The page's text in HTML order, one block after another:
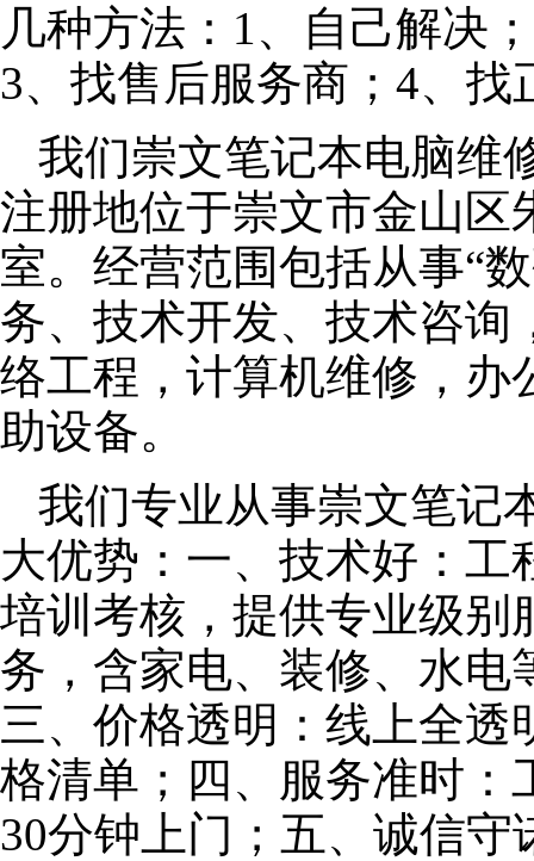
几种方法：1、自己解决
3、找售后服务商；4、找
我们崇文笔记本电脑维
注册地位于崇文市金山区
室。经营范围包括从事“
务、技术开发、技术咨询
络工程，计算机维修，办
助设备。
我们专业从事崇文笔记
大优势：一、技术好：
培训考核，提供专业级别
务，含家电、装修、水电
三、价格透明：线上全
格清单；四、服务准时：
30分钟上门；五、诚信